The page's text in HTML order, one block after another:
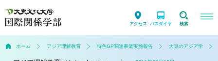
アクセス バスダイヤ 検索
ホーム アジア理解教育 特色GP関連事業実施報告 大豆のアジア学